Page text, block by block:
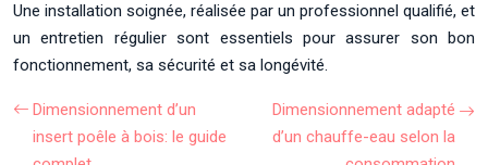
Une installation soignée, réalisée par un professionnel qualifié, et
un entretien régulier sont essentiels pour assurer son bon
fonctionnement, sa sécurité et sa longévité.
Dimensionnement d’un
insert poêle à bois: le guide
Dimensionnement adapté
d’un chauffe-eau selon la